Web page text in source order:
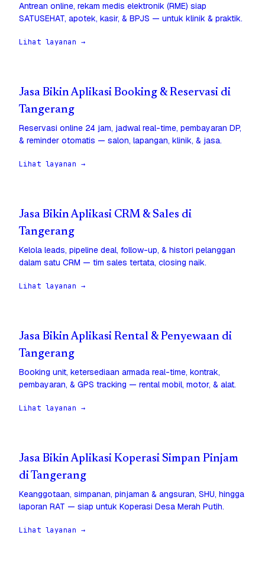
Antrean online, rekam medis elektronik (RME) siap
SATUSEHAT, apotek, kasir, & BPJS — untuk klinik & praktik.
Lihat layanan →
Jasa Bikin Aplikasi Booking & Reservasi di
Tangerang
Reservasi online 24 jam, jadwal real-time, pembayaran DP,
& reminder otomatis — salon, lapangan, klinik, & jasa.
Lihat layanan →
Jasa Bikin Aplikasi CRM & Sales di
Tangerang
Kelola leads, pipeline deal, follow-up, & histori pelanggan
dalam satu CRM — tim sales tertata, closing naik.
Lihat layanan →
Jasa Bikin Aplikasi Rental & Penyewaan di
Tangerang
Booking unit, ketersediaan armada real-time, kontrak,
pembayaran, & GPS tracking — rental mobil, motor, & alat.
Lihat layanan →
Jasa Bikin Aplikasi Koperasi Simpan Pinjam
di Tangerang
Keanggotaan, simpanan, pinjaman & angsuran, SHU, hingga
laporan RAT — siap untuk Koperasi Desa Merah Putih.
Lihat layanan →